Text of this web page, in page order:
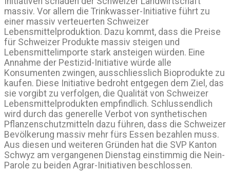
massiv. Vor allem die Trinkwasser-Initiative führt zu
einer massiv verteuerten Schweizer
Lebensmittelproduktion. Dazu kommt, dass die Preise
für Schweizer Produkte massiv steigen und
Lebensmittelimporte stark ansteigen würden. Eine
Annahme der Pestizid-Initiative würde alle
Konsumenten zwingen, ausschliesslich Bioprodukte zu
kaufen. Diese Initiative bedroht entgegen dem Ziel, das
sie vorgibt zu verfolgen, die Qualität von Schweizer
Lebensmittelprodukten empfindlich. Schlussendlich
wird durch das generelle Verbot von synthetischen
Pflanzenschutzmitteln dazu führen, dass die Schweizer
Bevölkerung massiv mehr fürs Essen bezahlen muss.
Aus diesen und weiteren Gründen hat die SVP Kanton
Schwyz am vergangenen Dienstag einstimmig die Nein-
Parole zu beiden Agrar-Initiativen beschlossen.